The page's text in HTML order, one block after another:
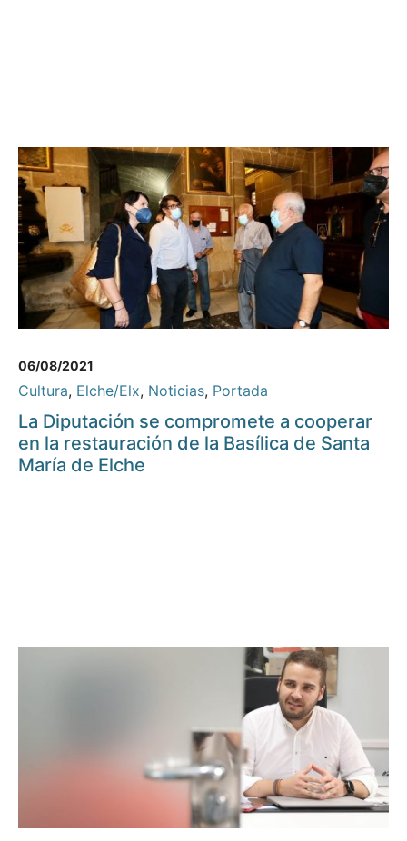
06/08/2021
Cultura, Elche/Elx, Noticias, Portada
La Diputación se compromete a cooperar
en la restauración de la Basílica de Santa
María de Elche